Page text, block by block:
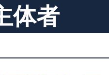
体者